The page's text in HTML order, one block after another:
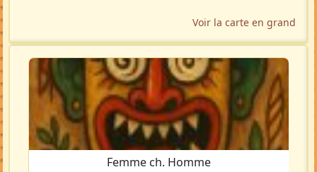
Voir la carte en grand
Femme ch. Homme